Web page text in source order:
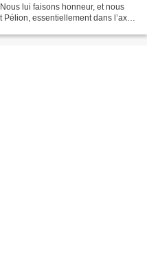
lui faisons honneur, et nous
essentiellement dans l’axe